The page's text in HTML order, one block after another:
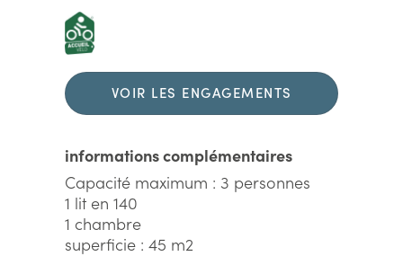
VOIR LES ENGAGEMENTS
informations complémentaires
Capacité maximum : 3 personnes
1 lit en 140
1 chambre
superficie : 45 m2